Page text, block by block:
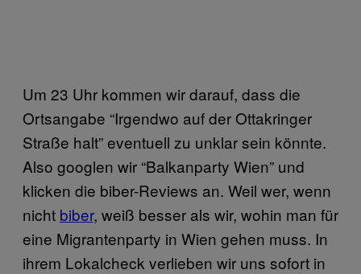
Um 23 Uhr kommen wir darauf, dass die
Ortsangabe “Irgendwo auf der Ottakringer
Straße halt” eventuell zu unklar sein könnte.
Also googlen wir “Balkanparty Wien” und
klicken die biber-Reviews an. Weil wer, wenn
nicht biber, weiß besser als wir, wohin man für
eine Migrantenparty in Wien gehen muss. In
ihrem Lokalcheck verlieben wir uns sofort in